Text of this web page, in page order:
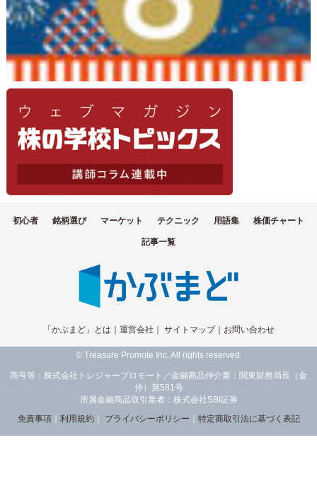
初心者 銘柄選び マーケット テクニック 用語集 株価チャート
記事一覧
「かぶまど」とは ｜ 運営会社 ｜ サイトマップ｜ お問い合わせ
© Treasure Promote Inc. All rights reserved.
商号等：株式会社トレジャープロモート／金融商品仲介業：関東財務局長（金
仲）第581号
所属金融商品取引業者：株式会社SBI証券
免責事項｜ 利用規約 ｜ プライバシーポリシー ｜ 特定商取引法に基づく表記